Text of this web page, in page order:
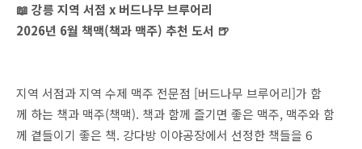
📖 강릉 지역 서점 x 버드나무 브루어리
2026년 6월 책맥(책과 맥주) 추천 도서 🍺
지역 서점과 지역 수제 맥주 전문점 [버드나무 브루어리]가 함
께 하는 책과 맥주(책맥). 책과 함께 즐기면 좋은 맥주, 맥주와 함
께 곁들이기 좋은 책. 강다방 이야공장에서 선정한 책들을 6